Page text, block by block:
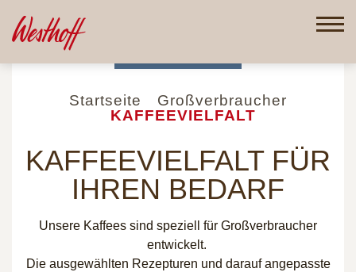
zum
Startseite
Großverbraucher
KAFFEEVIELFALT
KAFFEEVIELFALT FÜR
IHREN BEDARF
Unsere Kaffees sind speziell für Großverbraucher
entwickelt.
Die ausgewählten Rezepturen und darauf angepasste